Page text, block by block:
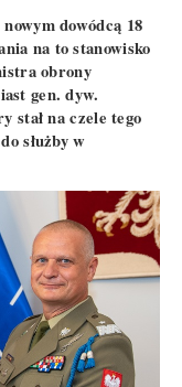
dowódcą 18
na to stanowisko
obrony
gen. dyw.
stał na czele tego
służby w